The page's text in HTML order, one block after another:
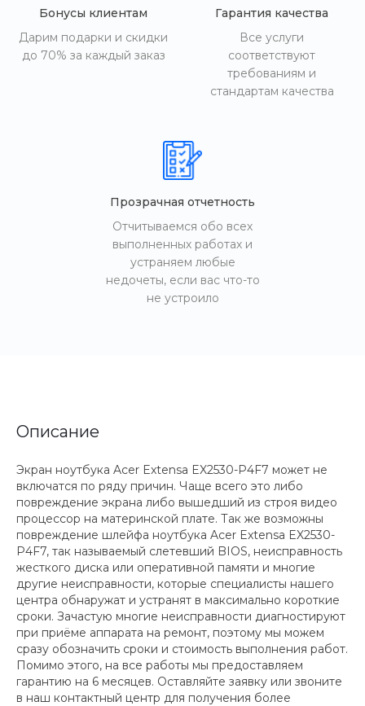
Бонусы клиентам
Дарим подарки и скидки
до 70% за каждый заказ
Гарантия качества
Все услуги
соответствуют
требованиям и
стандартам качества
Прозрачная отчетность
Отчитываемся обо всех
выполненных работах и
устраняем любые
недочеты, если вас что-то
не устроило
Описание
Экран ноутбука Acer Extensa EX2530-P4F7 может не
включатся по ряду причин. Чаще всего это либо
повреждение экрана либо вышедший из строя видео
процессор на материнской плате. Так же возможны
повреждение шлейфа ноутбука Acer Extensa EX2530-
P4F7, так называемый слетевший BIOS, неисправность
жесткого диска или оперативной памяти и многие
другие неисправности, которые специалисты нашего
центра обнаружат и устранят в максимально короткие
сроки. Зачастую многие неисправности диагностируют
при приёме аппарата на ремонт, поэтому мы можем
сразу обозначить сроки и стоимость выполнения работ.
Помимо этого, на все работы мы предоставляем
гарантию на 6 месяцев. Оставляйте заявку или звоните
в наш контактный центр для получения более